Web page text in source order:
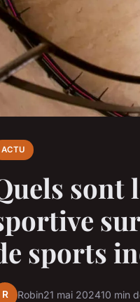
ACTU
sont
sports
R Robin21 mai 202410 min